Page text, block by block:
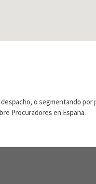
o segmentando por
Procuradores en España.